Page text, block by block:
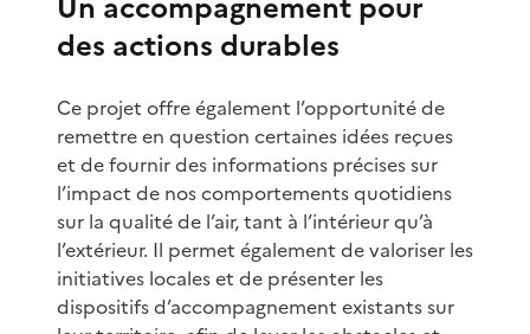
des actions durables
Ce projet offre également l’opportunité de
remettre en question certaines idées reçues
et de fournir des informations précises sur
l’impact de nos comportements quotidiens
sur la qualité de l’air, tant à l’intérieur qu’à
l’extérieur. Il permet également de valoriser les
initiatives locales et de présenter les
dispositifs d’accompagnement existants sur